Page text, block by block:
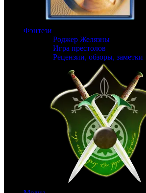
Фэнтези
Роджер Желязны
Игра престолов
Рецензии, обзоры, заметки